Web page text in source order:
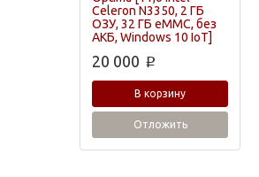
Celeron N3350, 2 ГБ
ОЗУ, 32 ГБ eMMC, без
АКБ, Windows 10 IoT]
20 000 p
В корзину
Отложить